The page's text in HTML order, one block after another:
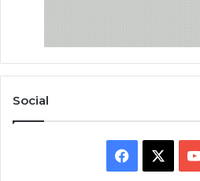
Social
Facebook